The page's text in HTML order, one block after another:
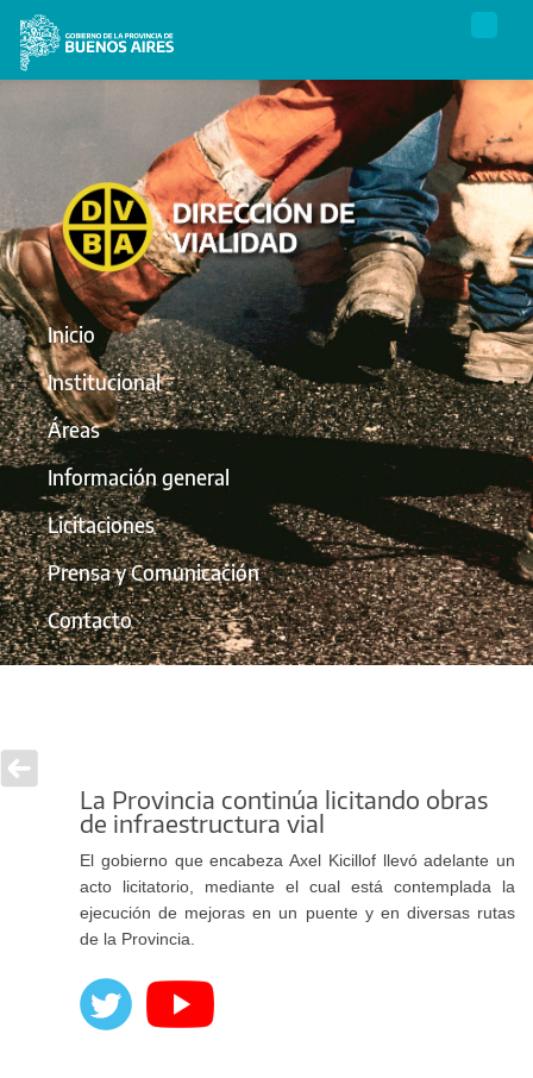
Inicio
Institucional
Áreas
Información general
Licitaciones
Prensa y Comunicación
Contacto
La Provincia continúa licitando obras
de infraestructura vial
El gobierno que encabeza Axel Kicillof llevó adelante un
acto licitatorio, mediante el cual está contemplada la
ejecución de mejoras en un puente y en diversas rutas
de la Provincia.